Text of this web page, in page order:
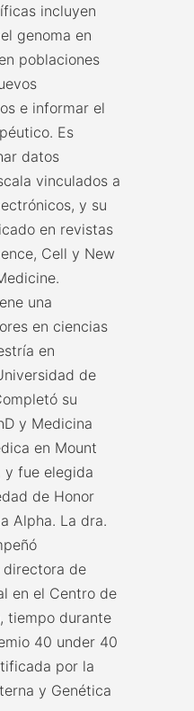
incluyen
genoma en
poblaciones
e informar el
Es
datos
vinculados a
y su
en revistas
Cell y New
una
en ciencias
en
de
su
y Medicina
en Mount
y fue elegida
de Honor
Alpha. La dra.
directora de
en el Centro de
tiempo durante
40 under 40
por la
y Genética